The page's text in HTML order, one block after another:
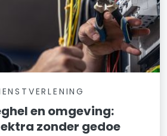
en omgeving:
zonder gedoe